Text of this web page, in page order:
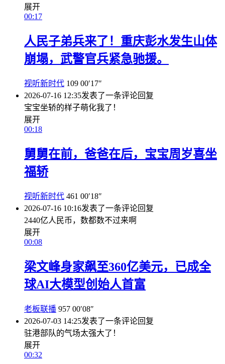
展开
00:17
人民子弟兵来了！重庆彭水发生山体
崩塌，武警官兵紧急驰援。
视听新时代 109 00′17″
2026-07-16 12:35发表了一条评论回复
宝宝坐轿的样子萌化我了！
展开
00:18
舅舅在前，爸爸在后，宝宝周岁喜坐
福轿
视听新时代 461 00′18″
2026-07-16 10:16发表了一条评论回复
2440亿人民币，数都数不过来啊
展开
00:08
梁文峰身家飙至360亿美元，已成全
球AI大模型创始人首富
老板联播 957 00′08″
2026-07-03 14:25发表了一条评论回复
驻港部队的气场太强大了！
展开
00:32